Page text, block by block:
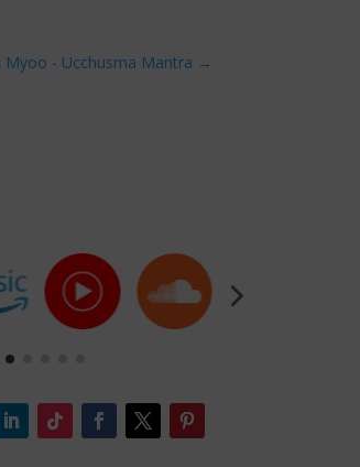
Myoo - Ucchusma Mantra →